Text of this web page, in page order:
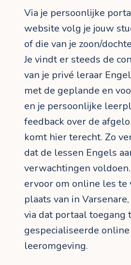
Via je persoonlijke
website volg je jouw
of die van je zoon/
Je vindt er steeds de
van je privé leraar
met de geplande en
en je persoonlijke
feedback over de
komt hier terecht. Zo
dat de lessen Engels
verwachtingen
ervoor om online les te
plaats van in
via dat portaal toegang
gespecialiseerde online
leeromgeving.